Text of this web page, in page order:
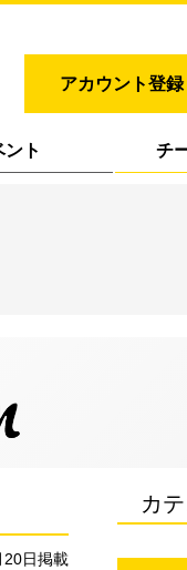
アカウント登録
ト チ
20日掲載
カ